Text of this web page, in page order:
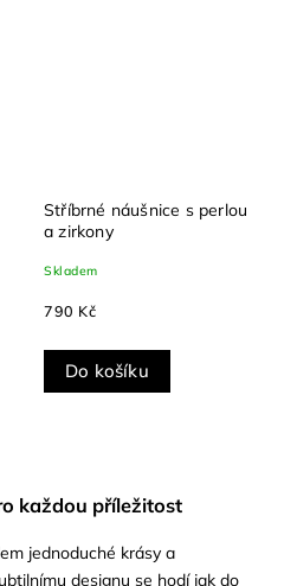
Stříbrné náušnice s perlou
a zirkony
Skladem
790 Kč
Do košíku
každou příležitost
jednoduché krásy a
designu se hodí jak do